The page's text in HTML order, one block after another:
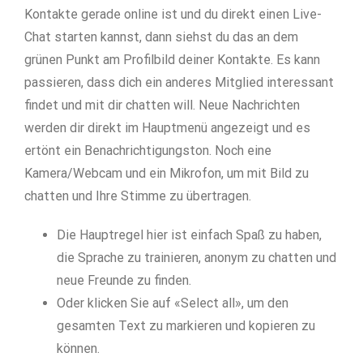
Kontakte gerade online ist und du direkt einen Live-
Chat starten kannst, dann siehst du das an dem
grünen Punkt am Profilbild deiner Kontakte. Es kann
passieren, dass dich ein anderes Mitglied interessant
findet und mit dir chatten will. Neue Nachrichten
werden dir direkt im Hauptmenü angezeigt und es
ertönt ein Benachrichtigungston. Noch eine
Kamera/Webcam und ein Mikrofon, um mit Bild zu
chatten und Ihre Stimme zu übertragen.
Die Hauptregel hier ist einfach Spaß zu haben,
die Sprache zu trainieren, anonym zu chatten und
neue Freunde zu finden.
Oder klicken Sie auf «Select all», um den
gesamten Text zu markieren und kopieren zu
können.